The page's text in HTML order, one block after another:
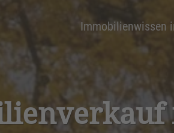
Immobilienwissen